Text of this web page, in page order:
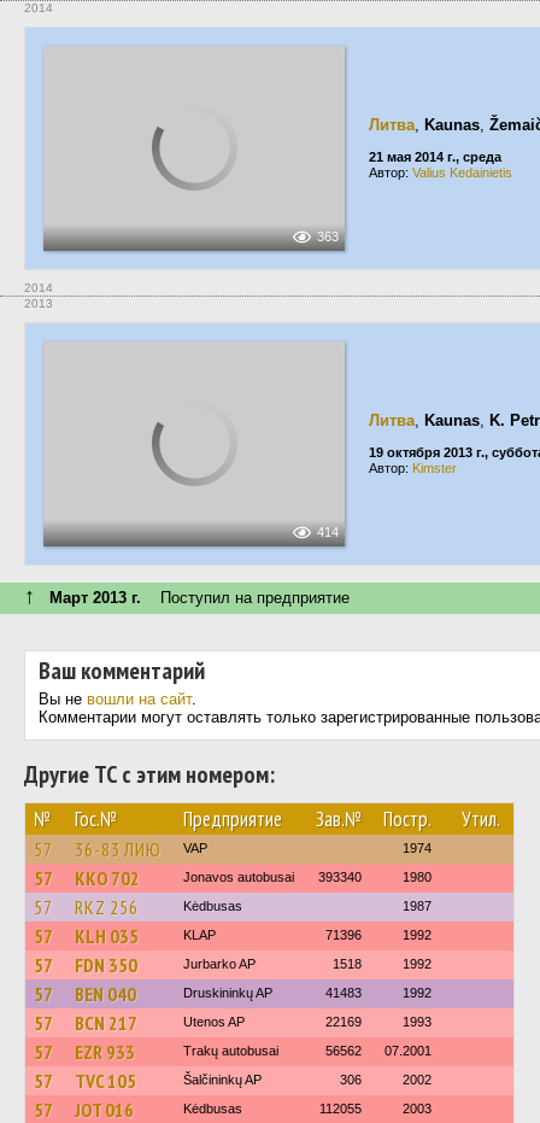
2014
363
Литва, Kaunas,
21 мая 2014 г., среда
Автор: Valius Kedainietis
2014
2013
414
Литва, Kaunas, K.
19 октября 2013 г.,
Автор: Kimster
↑ Март 2013 г. Поступил на предприятие
Ваш комментарий
Вы не вошли на сайт.
Комментарии могут оставлять только зарегистрированные
Другие ТС с этим номером:
№ Гос.№ Предприятие Зав.№ Постр. Утил.
57 36-83 ЛИЮ VAP 1974
57 KKO 702 Jonavos autobusai 393340 1980
57 RKZ 256 Kėdbusas 1987
57 KLH 035 KLAP 71396 1992
57 FDN 350 Jurbarko AP 1518 1992
57 BEN 040 Druskininkų AP 41483 1992
57 BCN 217 Utenos AP 22169 1993
57 EZR 933 Trakų autobusai 56562 07.2001
57 TVC 105 Šalčininkų AP 306 2002
57 JOT 016 Kėdbusas 112055 2003